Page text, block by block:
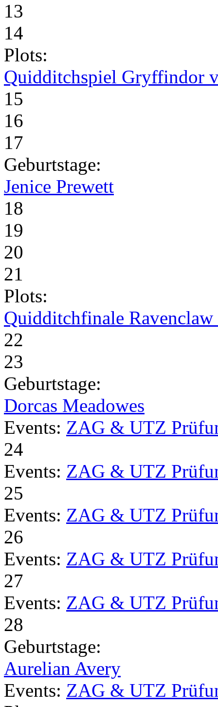
13
14
Plots:
Quidditchspiel Gryffindor
15
16
17
Geburtstage:
Jenice Prewett
18
19
20
21
Plots:
Quidditchfinale
22
23
Geburtstage:
Dorcas Meadowes
Events: ZAG & UTZ
24
Events: ZAG & UTZ
25
Events: ZAG & UTZ
26
Events: ZAG & UTZ
27
Events: ZAG & UTZ
28
Geburtstage:
Aurelian Avery
Events: ZAG & UTZ